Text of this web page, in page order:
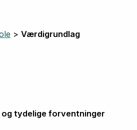
> Værdigrundlag
og tydelige forventninger